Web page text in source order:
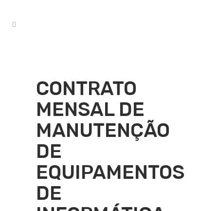
CONTRATO
MENSAL DE
MANUTENÇÃO
DE
EQUIPAMENTOS
DE